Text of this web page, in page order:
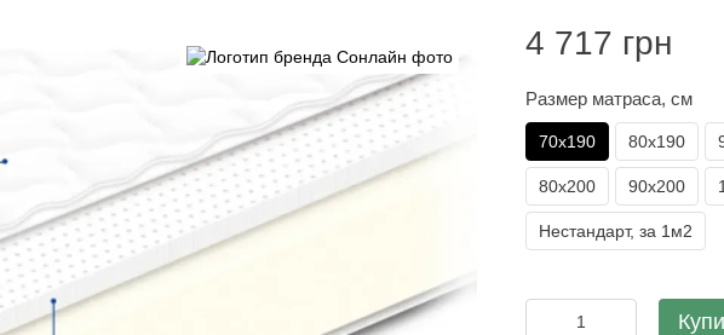
4 717 грн
Размер матраса, см
70х190 80х190
80х200 90х200
Нестандарт, за 1м2